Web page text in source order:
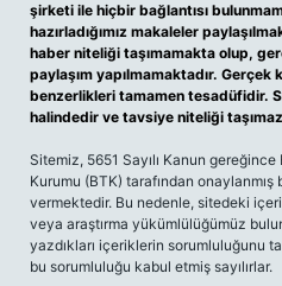
şirketi ile hiçbir bağlantısı
hazırladığımız makaleler
haber niteliği taşımamakta olup,
paylaşım yapılmamaktadır.
benzerlikleri tamamen tesadüfidir.
halindedir ve tavsiye niteliği
Sitemiz, 5651 Sayılı Kanun
Kurumu (BTK) tarafından onaylanmış
vermektedir. Bu nedenle, sitedeki
veya araştırma yükümlülüğümüz
yazdıkları içeriklerin sorumluluğunu
bu sorumluluğu kabul etmiş sayılırlar.